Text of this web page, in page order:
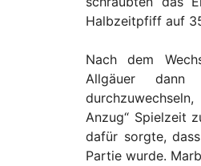
Halbzeitpfiff auf
Nach dem
Allgäuer
Anzug“ Spielzeit
dafür sorgte,
Partie wurde.